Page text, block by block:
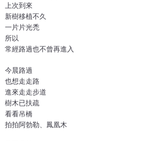
上次到來
新樹移植不久
一片片光禿
所以
常經路過也不曾再進入
今晨路過
也想走走路
進來走走步道
樹木已扶疏
看看吊橋
拍拍阿勃勒、鳳凰木